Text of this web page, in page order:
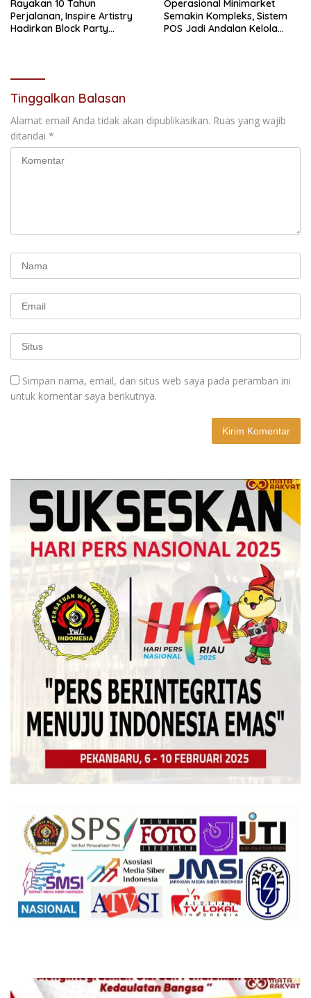
Rayakan 10 Tahun
Perjalanan, Inspire Artistry
Hadirkan Block Party
Operasional Minimarket
Semakin Kompleks, Sistem
POS Jadi Andalan Kelola
Tinggalkan Balasan
Alamat email Anda tidak akan dipublikasikan. Ruas yang wajib
ditandai *
Simpan nama, email, dan situs web saya pada peramban ini
untuk komentar saya berikutnya.